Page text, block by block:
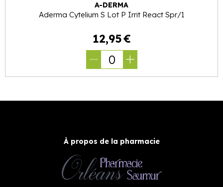
A-DERMA
Aderma Cytelium S Lot P Irrit React Spr/1
12,95€
0
À propos de la pharmacie